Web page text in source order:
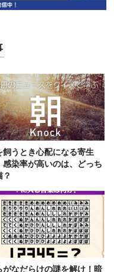
飼うとき心配になる寄生
感染率が高いのは、どっち
がなだらけの謎を解け！暗